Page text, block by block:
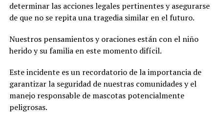
determinar las acciones legales pertinentes y asegurarse
de que no se repita una tragedia similar en el futuro.
Nuestros pensamientos y oraciones están con el niño
herido y su familia en este momento difícil.
Este incidente es un recordatorio de la importancia de
garantizar la seguridad de nuestras comunidades y el
manejo responsable de mascotas potencialmente
peligrosas.